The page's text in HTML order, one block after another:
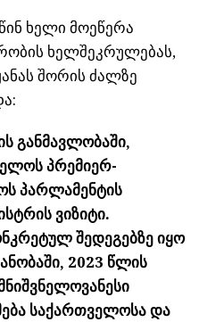
ხელი მოეწერა
ხელშეკრულებას,
შორის ძალზე
განმავლობაში,
პრემიერ-
პარლამენტის
ვიზიტი.
შედეგებზე იყო
2023 წლის
საქართველოსა და